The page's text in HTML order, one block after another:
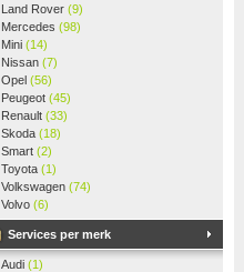
Land Rover (9)
Mercedes (98)
Mini (14)
Nissan (7)
Opel (56)
Peugeot (45)
Renault (33)
Skoda (18)
Smart (2)
Toyota (1)
Volkswagen (74)
Volvo (6)
Services per merk
Audi (1)